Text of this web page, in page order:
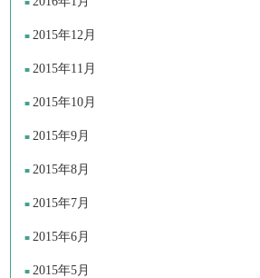
2015年12月
2015年11月
2015年10月
2015年9月
2015年8月
2015年7月
2015年6月
2015年5月